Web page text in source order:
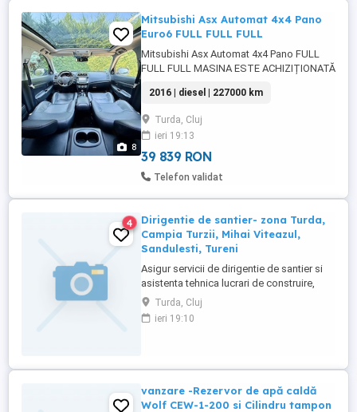
8
Mitsubishi Asx Automat 4x4 Pano
Euro6 FULL FULL FULL
Mitsubishi Asx Automat 4x4 Pano FULL
FULL FULL MASINA ESTE ACHIZIȚIONATĂ
GERMANIA! Mașina pentru PRETENȚIOȘI!
Service-ul este efectuat! Garantie 12 luni!
Rate doar cu buletinul! Rate de la 850 lei
luna! Posibilitate plată:Card Cash Cont
Rate* Km sunt trecuți pe factura ...
2016 | diesel | 227000 km
Turda, Cluj
ieri 19:13
39 839 RON
Telefon validat
4
Dirigentie de santier- zona Turda,
Campia Turzii, Mihai Viteazul,
Sandulesti, Tureni
Asigur servicii de dirigentie de santier si
asistenta tehnica lucrari de construire,
experienta in domeniu. Intocmesc carti
tehnice pentru cladiri- domeniile
autorizate: 2.3; 6; 9.2; - orice tipuri de
Turda, Cluj
ieri 19:10
vanzare -Rezervor de apă caldă
Wolf CEW-1-200 si Cilindru tampon